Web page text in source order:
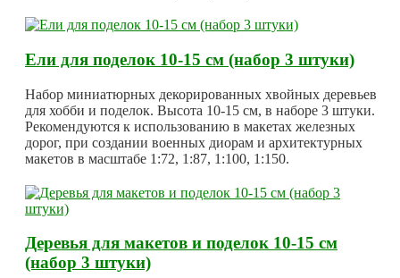
Ели для поделок 10-15 см (набор 3 штуки)
Набор миниатюрных декорированных хвойных деревьев
для хобби и поделок. Высота 10-15 см, в наборе 3 штуки.
Рекомендуются к использованию в макетах железных
дорог, при создании военных диорам и архитектурных
макетов в масштабе 1:72, 1:87, 1:100, 1:150.
Деревья для макетов и поделок 10-15 см
(набор 3 штуки)